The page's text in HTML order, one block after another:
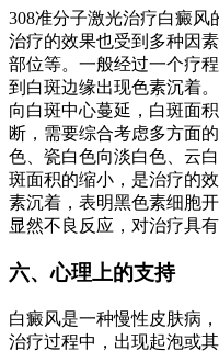
308准分子激光治疗白癜风
治疗的效果也受到多种因
部位等。一般经过一个疗
到白斑边缘出现色素沉着
向白斑中心蔓延，白斑面
断，需要综合考虑多方面
色、瓷白色向淡白色、云
斑面积的缩小，是治疗的
素沉着，表明黑色素细胞
显然不良反应，对治疗具有
六、心理上的支持
白癜风是一种慢性皮肤病
治疗过程中，出现起泡或